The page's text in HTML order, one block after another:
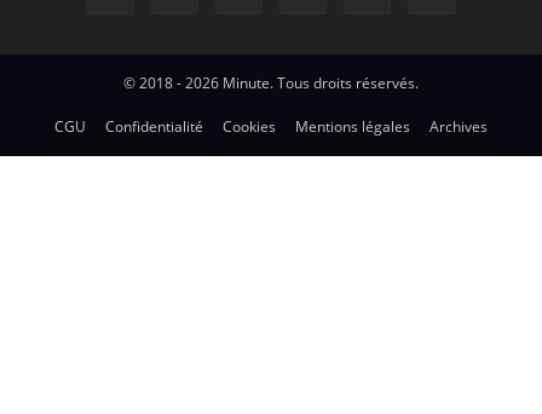
© 2018 - 2026 Minute. Tous droits réservés.
CGU Confidentialité Cookies Mentions légales Archives